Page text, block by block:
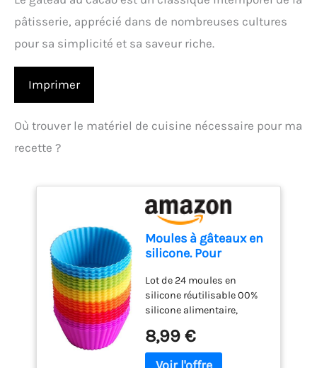
pâtisserie, apprécié dans de nombreuses cultures
pour sa simplicité et sa saveur riche.
Imprimer
Où trouver le matériel de cuisine nécessaire pour ma
recette ?
Moules à gâteaux en
silicone. Pour
petits gâteaux. Lot
de 24 moules
réutilisables
Lot de 24 moules en
silicone réutilisable 00%
silicone alimentaire,
Moules de cuisson
réutilisable Résistant à la
8,99 €